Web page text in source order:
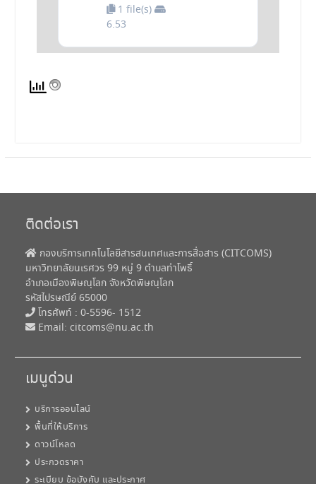
1 file(s)
6.53
Microsoft
Office 2021
Professiona
l Plus 64 bit
Download
l Plus 32 bit
ติดต่อเรา
กองบริการเทคโนโลยีสารสนเทศและการสื่อสาร (CITCOMS)
มหาวิทยาลัยนเรศวร 99 หมู่ 9 ตำบลท่าโพธิ์
อำเภอเมืองพิษณุโลก จังหวัดพิษณุโลก
รหัสไปรษณีย์ 65000
โทรศัพท์ : 0-5596- 1512
Email: citcoms@nu.ac.th
เมนูด่วน
บริการออนไลน์
พื้นที่ให้บริการ
ดาวน์โหลด
ประกวดราคา
ระเบียบ ข้อบังคับ และประกาศ